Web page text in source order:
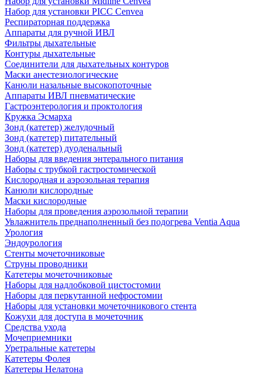
Набор для установки PICC Cenvea
Респираторная поддержка
Аппараты для ручной ИВЛ
Фильтры дыхательные
Контуры дыхательные
Соединители для дыхательных контуров
Маски анестезиологические
Канюли назальные высокопоточные
Аппараты ИВЛ пневматические
Гастроэнтерология и проктология
Кружка Эсмарха
Зонд (катетер) желудочный
Зонд (катетер) питательный
Зонд (катетер) дуоденальный
Наборы для введения энтерального питания
Наборы с трубкой гастростомической
Кислородная и аэрозольная терапия
Канюли кислородные
Маски кислородные
Наборы для проведения аэрозольной терапии
Увлажнитель преднаполненный без подогрева Ventia Aqua
Урология
Эндоурология
Стенты мочеточниковые
Струны проводники
Катетеры мочеточниковые
Наборы для надлобковой цистостомии
Наборы для перкутанной нефростомии
Наборы для установки мочеточникового стента
Кожухи для доступа в мочеточник
Средства ухода
Мочеприемники
Уретральные катетеры
Катетеры Фолея
Катетеры Нелатона